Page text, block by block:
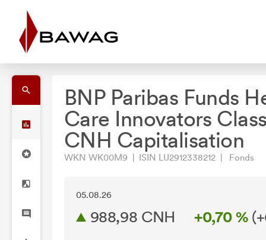
BNP Paribas Funds
Care Innovators
CNH Capitalisation
WKN WK00M9 | ISIN LU2912338212 | Fonds
05.08.26
988,98 CNH +0,70 % (